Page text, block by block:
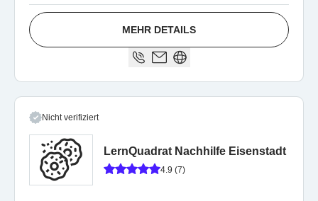
MEHR DETAILS
Nicht verifiziert
LernQuadrat Nachhilfe Eisenstadt
4.9 (7)